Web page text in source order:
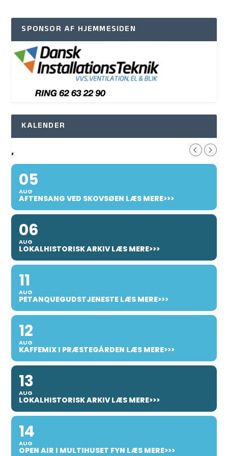
SPONSOR AF HJEMMESIDEN
KALENDER
,
05
AUG
AFTENSANG VED SKOVSØEN LÆS MERE>>>
06
AUG
LOKALHISTORISK ARKIV LÆS MERE>>>
11
AUG
PETANQUEGUDSTJENESTE LÆS MERE>>>
12
AUG
KAFFEMIX I PRÆSTEGÅRDEN LÆS MERE>>>
13
AUG
LOKALHISTORISK ARKIV LÆS MERE>>>
14
AUG
OPEN AIR I MULTIHUSET FYN LÆS MERE>>>